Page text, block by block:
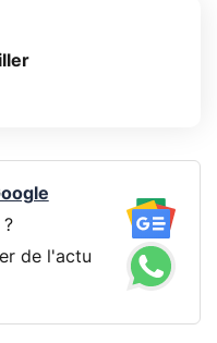
de l'actu